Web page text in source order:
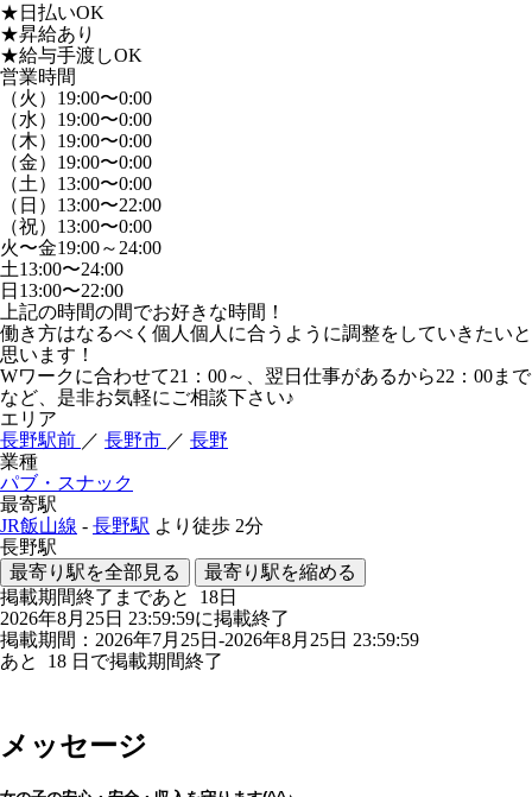
★日払いOK
★昇給あり
★給与手渡しOK
営業時間
（火）19:00〜0:00
（水）19:00〜0:00
（木）19:00〜0:00
（金）19:00〜0:00
（土）13:00〜0:00
（日）13:00〜22:00
（祝）13:00〜0:00
火〜金19:00～24:00
土13:00〜24:00
日13:00〜22:00
上記の時間の間でお好きな時間！
働き方はなるべく個人個人に合うように調整をしていきたいと
思います！
Wワークに合わせて21：00～、翌日仕事があるから22：00まで
など、是非お気軽にご相談下さい♪
エリア
長野駅前 ／ 長野市 ／ 長野
業種
パブ・スナック
最寄駅
JR飯山線 - 長野駅 より徒歩 2分
長野駅
最寄り駅を全部見る
最寄り駅を縮める
掲載期間終了まであと 18日
2026年8月25日 23:59:59に掲載終了
掲載期間：2026年7月25日-2026年8月25日 23:59:59
あと 18 日で掲載期間終了
メッセージ